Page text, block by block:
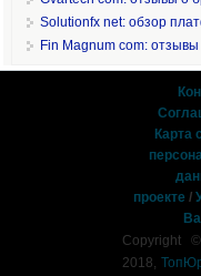
Solutionfx net: обзор
Fin Magnum com:
Карта
проекте /
Copyright
2018,